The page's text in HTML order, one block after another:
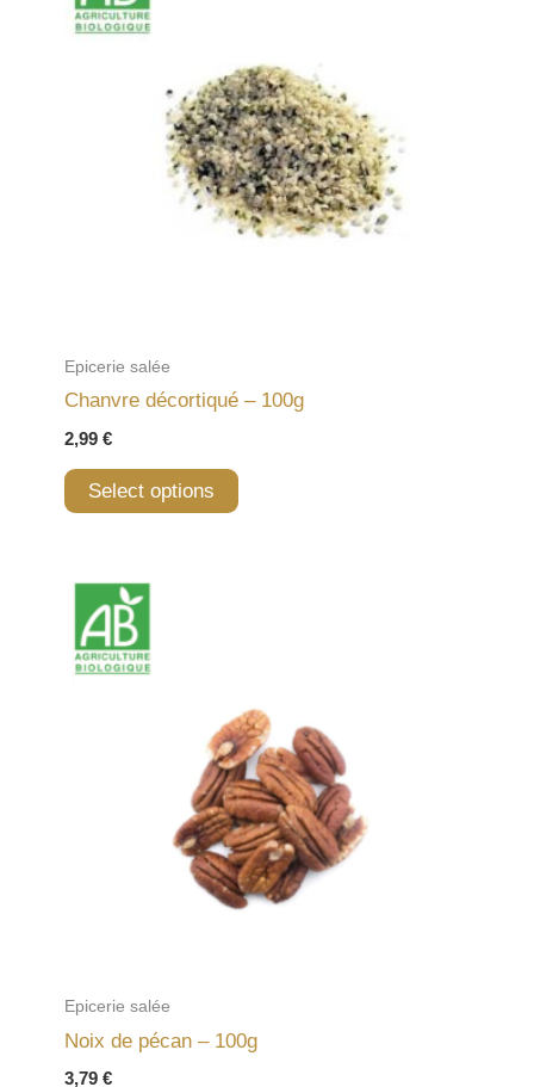
Epicerie salée
Chanvre décortiqué – 100g
2,99 €
Select options
Epicerie salée
Noix de pécan – 100g
3,79 €